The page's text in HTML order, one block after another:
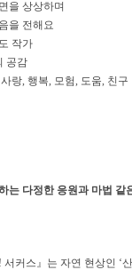
을 상상하며
을 전해요
작가
공감
랑, 행복, 모험, 도움, 친구
는 다정한 응원과 마법 같
서커스』는 자연 현상인 ‘